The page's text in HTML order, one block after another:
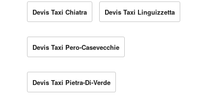
Devis Taxi Chiatra Devis Taxi Linguizzetta
Devis Taxi Pero-Casevecchie
Devis Taxi Pietra-Di-Verde